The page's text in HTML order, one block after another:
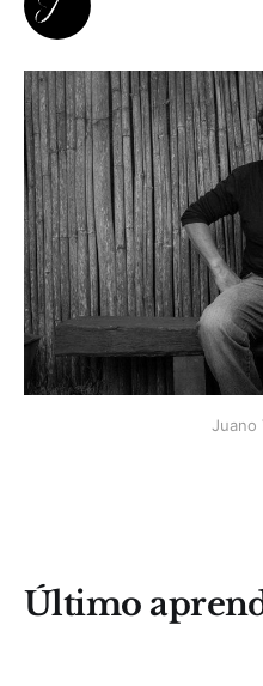
Juano
Último